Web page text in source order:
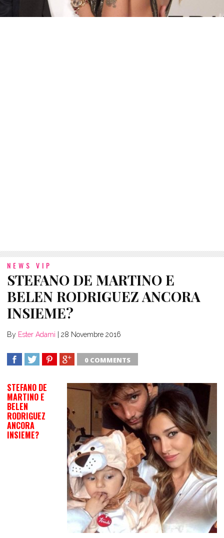
NEWS VIP
STEFANO DE MARTINO E
BELEN RODRIGUEZ ANCORA
INSIEME?
By Ester Adami 28 Novembre 2016
0 COMMENTS
STEFANO DE
MARTINO E
BELEN
RODRIGUEZ
ANCORA
INSIEME?